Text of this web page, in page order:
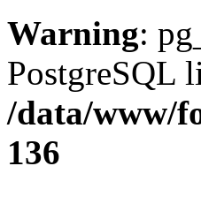
Warning:
PostgreSQL
/data/www/
136